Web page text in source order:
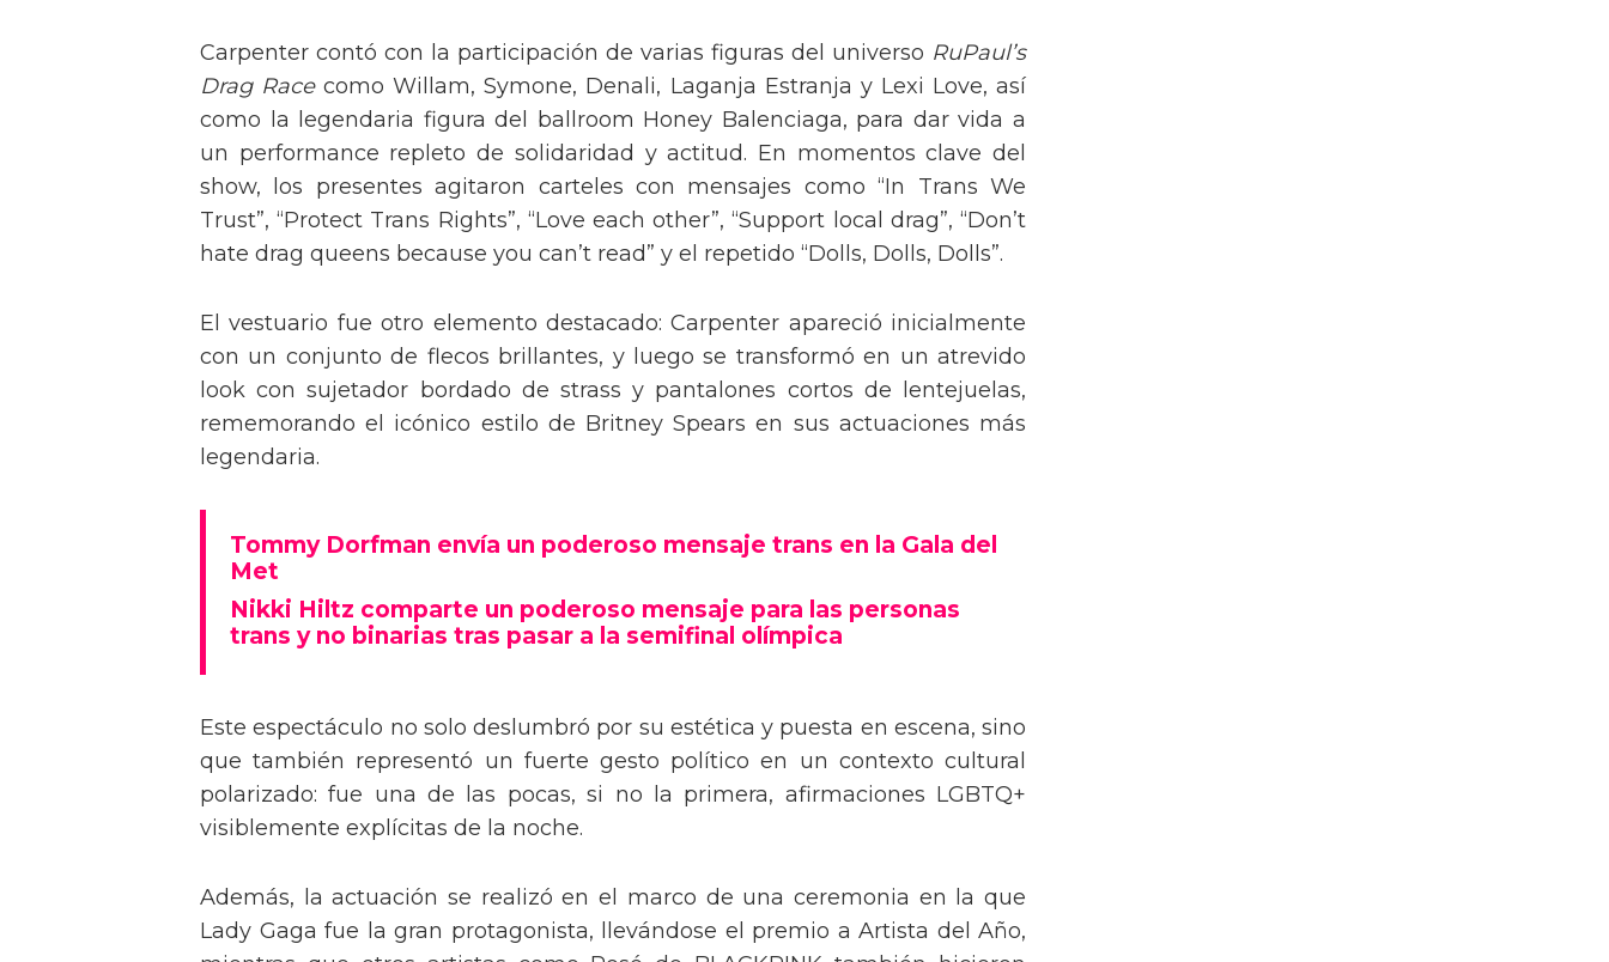
Carpenter contó con la participación de varias figuras del universo RuPaul’s
Drag Racecomo Willam, Symone, Denali, Laganja Estranja y Lexi Love, así
como la legendaria figura del ballroom Honey Balenciaga, para dar vida a
un performance repleto de solidaridad y actitud. En momentos clave del
show, los presentes agitaron carteles con mensajes como “In Trans We
Trust”, “Protect Trans Rights”, “Love each other”, “Support local drag”, “Don’t
hate drag queens because you can’t read” y el repetido “Dolls, Dolls, Dolls”.
El vestuario fue otro elemento destacado: Carpenter apareció inicialmente
con un conjunto de flecos brillantes, y luego se transformó en un atrevido
look con sujetador bordado de strass y pantalones cortos de lentejuelas,
rememorando el icónico estilo de Britney Spears en sus actuaciones más
legendaria.
Tommy Dorfman envía un poderoso mensaje trans en la Gala del
Met
Nikki Hiltz comparte un poderoso mensaje para las personas
trans y no binarias tras pasar a la semifinal olímpica
Este espectáculo no solo deslumbró por su estética y puesta en escena, sino
que también representó un fuerte gesto político en un contexto cultural
polarizado: fue una de las pocas, si no la primera, afirmaciones LGBTQ+
visiblemente explícitas de la noche.
Además, la actuación se realizó en el marco de una ceremonia en la que
Lady Gaga fue la gran protagonista, llevándose el premio a Artista del Año,